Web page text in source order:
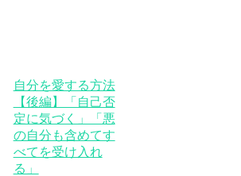
自分を愛する方法
【後編】「自己否
定に気づく」「悪
の自分も含めてす
べてを受け入れ
る」